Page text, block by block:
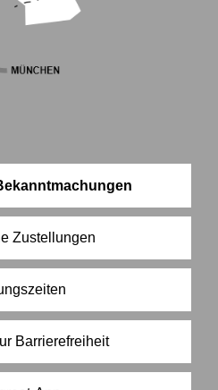
Zustellungen
Barrierefreiheit